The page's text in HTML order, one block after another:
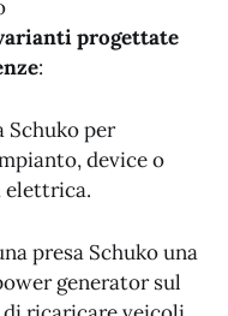
progettate
:
Schuko per
device o
elettrica.
presa Schuko una
generator sul